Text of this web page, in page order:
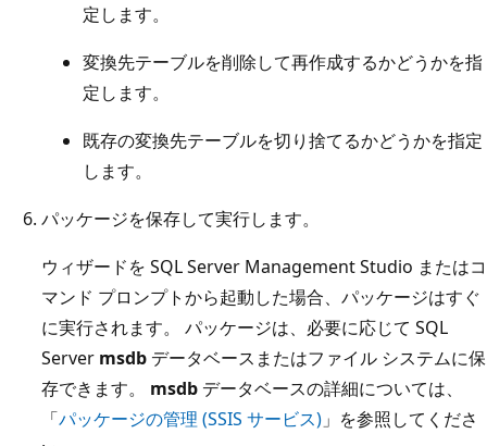
定します。
変換先テーブルを削除して再作成するかどうかを指
定します。
既存の変換先テーブルを切り捨てるかどうかを指定
します。
パッケージを保存して実行します。
ウィザードを SQL Server Management Studio またはコ
マンド プロンプトから起動した場合、パッケージはすぐ
に実行されます。 パッケージは、必要に応じて SQL
Server msdb データベースまたはファイル システムに保
存できます。 msdb データベースの詳細については、
「パッケージの管理 (SSIS サービス) 」を参照してくださ